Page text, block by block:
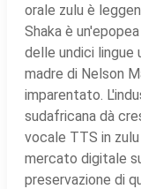
orale zulu è
Shaka è
delle undici lingue
madre di Nelson
imparentato.
sudafricana dà
vocale TTS in
mercato digitale
preservazione di